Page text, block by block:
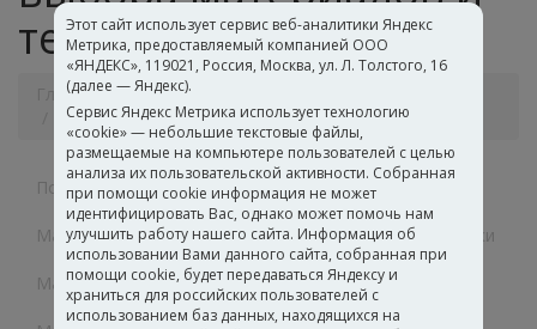
технологии укладки
Главная
Рекомендации от homa
Материалы для ремонта и строительства
Полимерные дисперсии
Материалы для изготовления тары, упаковки, этикетки
Материалы для мебели и деревообработки
Этот сайт использует сервис веб-аналитики Яндекс
Метрика, предоставляемый компанией ООО
«ЯНДЕКС», 119021, Россия, Москва, ул. Л. Толстого, 16
(далее — Яндекс).
Сервис Яндекс Метрика использует технологию
«cookie» — небольшие текстовые файлы,
размещаемые на компьютере пользователей с целью
анализа их пользовательской активности. Собранная
при помощи cookie информация не может
идентифицировать Вас, однако может помочь нам
улучшить работу нашего сайта. Информация об
использовании Вами данного сайта, собранная при
помощи cookie, будет передаваться Яндексу и
храниться для российских пользователей с
использованием баз данных, находящихся на